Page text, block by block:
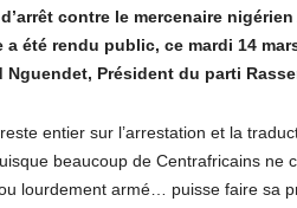
contre le mercenaire
été rendu public, ce mardi 14
Nguendet, Président du parti
entier sur l’arrestation et la
beaucoup de Centrafricains ne
lourdement armé… puisse faire sa